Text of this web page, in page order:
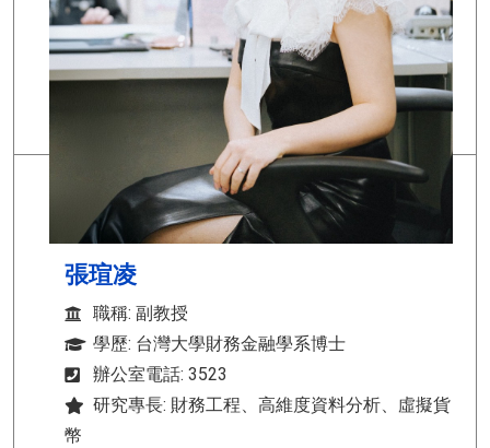
幣銀行學、經濟學、財務管理、金融市場、理財工
具與規劃實務、財富管理、永續金融、保險學、風
險管理、保險行銷策略、金融科技、企業倫理
168966@o365.tku.edu.tw
張瑄凌
職稱: 副教授
學歷: 台灣大學財務金融學系博士
辦公室電話: 3523
研究專長: 財務工程、高維度資料分析、虛擬貨
幣